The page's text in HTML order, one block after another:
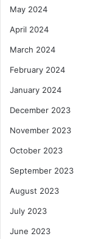
May 2024
April 2024
March 2024
February 2024
January 2024
December 2023
November 2023
October 2023
September 2023
August 2023
July 2023
June 2023